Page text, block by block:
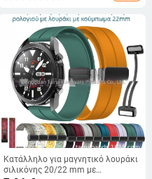
Κατάλληλο για μαγνητικό λουράκι
σιλικόνης 20/22 mm με